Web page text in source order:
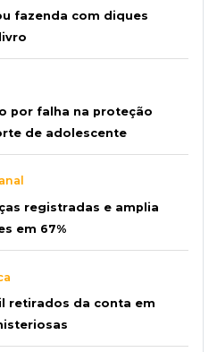
fazenda com diques
por falha na proteção
de adolescente
registradas e amplia
em 67%
retirados da conta em